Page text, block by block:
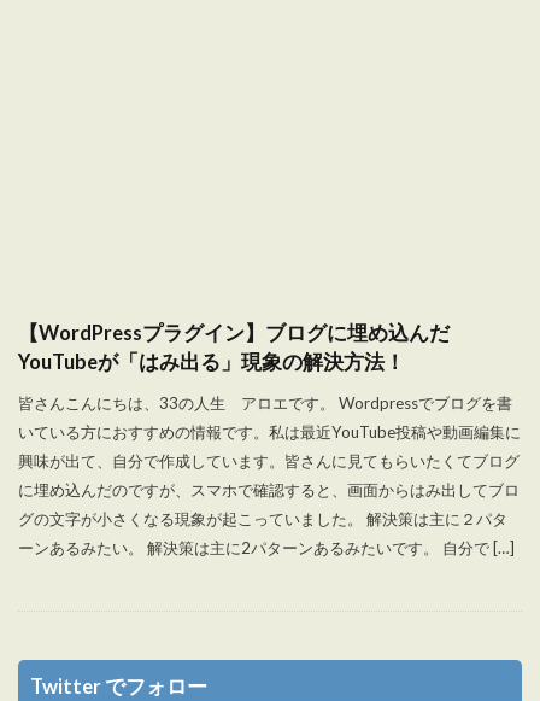
【WordPressプラグイン】ブログに埋め込んだ
YouTubeが「はみ出る」現象の解決方法！
皆さんこんにちは、33の人生 アロエです。 Wordpressでブログを書
いている方におすすめの情報です。私は最近YouTube投稿や動画編集に
興味が出て、自分で作成しています。皆さんに見てもらいたくてブログ
に埋め込んだのですが、スマホで確認すると、画面からはみ出してブロ
グの文字が小さくなる現象が起こっていました。 解決策は主に２パタ
ーンあるみたい。 解決策は主に2パターンあるみたいです。 自分で […]
Twitter でフォロー